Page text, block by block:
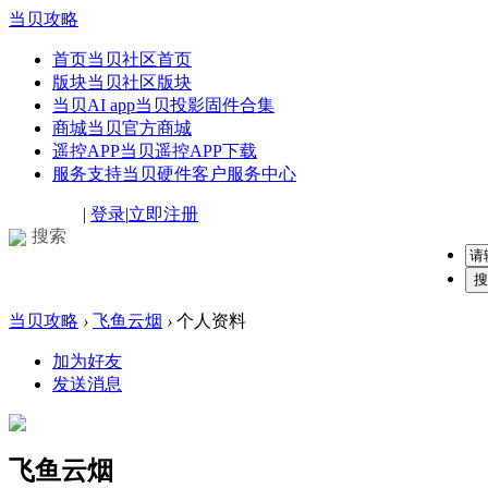
当贝攻略
首页当贝社区首页
版块当贝社区版块
当贝AI app当贝投影固件合集
商城当贝官方商城
遥控APP当贝遥控APP下载
服务支持当贝硬件客户服务中心
搜索
| 登录|立即注册
当贝攻略 › 飞鱼云烟 › 个人资料
加为好友
发送消息
飞鱼云烟